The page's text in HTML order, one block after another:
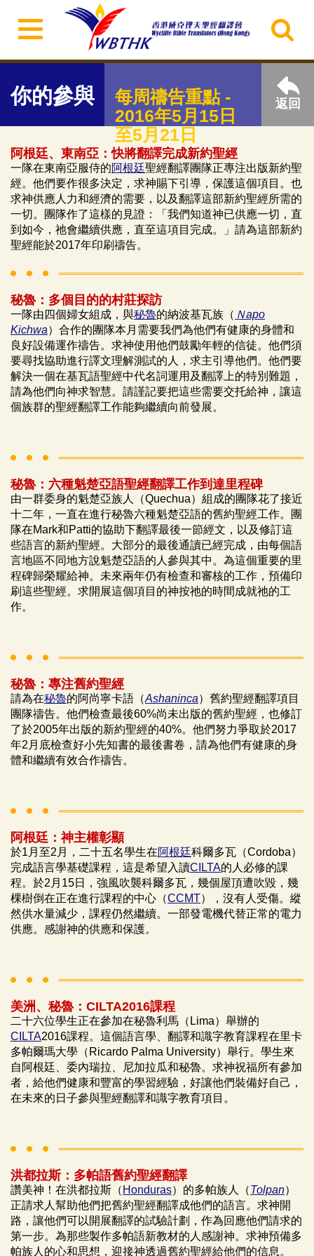
你的參與
每周禱告重點 -
2016年5月15日
至5月21日
返回
阿根廷、東南亞：快將翻譯完成新約聖經
一隊在東南亞服侍的阿根廷聖經翻譯團隊正專注出版新約聖
經。他們要作很多決定，求神賜下引導，保護這個項目。也
求神供應人力和經濟的需要，以及翻譯這部新約聖經所需的
一切。團隊作了這樣的見證：「我們知道神已供應一切，直
到如今，祂會繼續供應，直至這項目完成。」請為這部新約
聖經能於2017年印刷禱告。
秘魯：多個目的的村莊探訪
一隊由四個婦女組成，與秘魯的納波基瓦族（ Ｎapo
Kichwa）合作的團隊本月需要我們為他們有健康的身體和
良好設備運作禱告。求神使用他們鼓勵年輕的信徒。他們須
要尋找協助進行譯文理解測試的人，求主引導他們。他們要
解決一個在基瓦語聖經中代名詞運用及翻譯上的特別難題，
請為他們向神求智慧。請謹記要把這些需要交托給神，讓這
個族群的聖經翻譯工作能夠繼續向前發展。
秘魯：六種魁楚亞語聖經翻譯工作到達里程碑
由一群委身的魁楚亞族人（Quechua）組成的團隊花了接近
十二年，一直在進行秘魯六種魁楚亞語的舊約聖經工作。團
隊在Mark和Patti的協助下翻譯最後一節經文，以及修訂這
些語言的新約聖經。大部分的最後通讀已經完成，由每個語
言地區不同地方說魁楚亞語的人參與其中。為這個重要的里
程碑歸榮耀給神。未來兩年仍有檢查和審核的工作，預備印
刷這些聖經。求開展這個項目的神按祂的時間成就祂的工
作。
秘魯：專注舊約聖經
請為在秘魯的阿尚寧卡語（Ashaninca）舊約聖經翻譯項目
團隊禱告。他們檢查最後60%尚未出版的舊約聖經，也修訂
了於2005年出版的新約聖經的40%。他們努力爭取於2017
年2月底檢查好小先知書的最後書卷，請為他們有健康的身
體和繼續有效合作禱告。
阿根廷：神主權彰顯
於1月至2月，二十五名學生在阿根廷科爾多瓦（Cordoba）
完成語言學基礎課程，這是希望入讀CILTA的人必修的課
程。於2月15日，強風吹襲科爾多瓦，幾個屋頂遭吹毀，幾
棵樹倒在正在進行課程的中心（CCMT），沒有人受傷。縱
然供水量減少，課程仍然繼續。一部發電機代替正常的電力
供應。感謝神的供應和保護。
美洲、秘魯：CILTA2016課程
二十六位學生正在參加在秘魯利馬（Lima）舉辦的
CILTA2016課程。這個語言學、翻譯和識字教育課程在里卡
多帕爾瑪大學（Ricardo Palma University）舉行。學生來
自阿根廷、委內瑞拉、尼加拉瓜和秘魯。求神祝福所有參加
者，給他們健康和豐富的學習經驗，好讓他們裝備好自己，
在未來的日子參與聖經翻譯和識字教育項目。
洪都拉斯：多帕語舊約聖經翻譯
讚美神！在洪都拉斯（ Honduras）的多帕族人（Tolpan）
正請求人幫助他們把舊約聖經翻譯成他們的語言。求神開
路，讓他們可以開展翻譯的試驗計劃，作為回應他們請求的
第一步。為那些製作多帕語新教材的人感謝神。求神預備多
帕族人的心和思想，迎接神透過舊約聖經給他們的信息。